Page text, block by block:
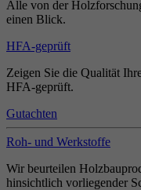
Alle von der
einen Blick.
HFA-geprüft
Zeigen Sie die Qualität
HFA-geprüft.
Gutachten
Roh- und Werkstoffe
Wir beurteilen
hinsichtlich vorliegender